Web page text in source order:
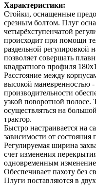
Характеристики:
Стойки, оснащенные
срезным болтом. Плуг
четырёхступенчатой
происходит при помощи
раздельной регулировкой
позволяет совершать
квадратного профиля
Расстояние между
высокой маневренностью
производительности
узкой поворотной полосе.
осуществляться на
трактор.
Быстро настраивается на
зависимости от состояния
Регулируемая ширина
счет изменения
одновременным
Обеспечивает пахоту без
Плуги поставляются в